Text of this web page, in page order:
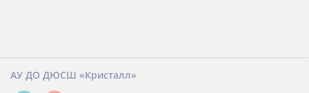
АУ ДО ДЮСШ «Кристалл»